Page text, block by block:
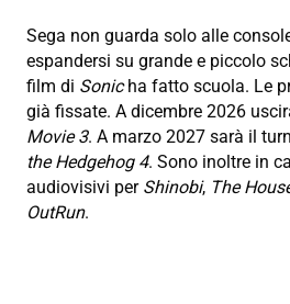
Sega non guarda solo alle
espandersi su grande e piccolo
film di Sonicha fatto scuola. Le
già fissate. A dicembre 2026
Movie 3. A marzo 2027 sarà il
the Hedgehog 4. Sono inoltre in
audiovisivi per Shinobi, The
OutRun.